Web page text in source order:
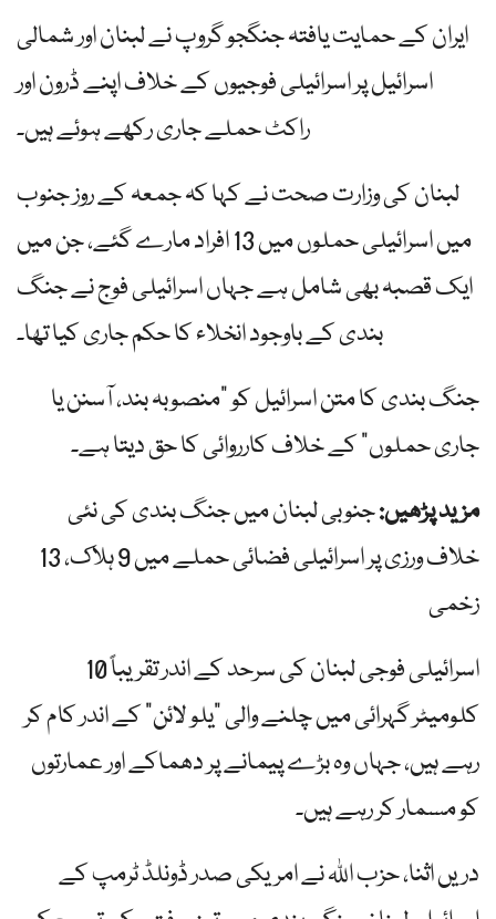
ایران کے حمایت یافتہ جنگجو گروپ نے لبنان اور شمالی
اسرائیل پر اسرائیلی فوجیوں کے خلاف اپنے ڈرون اور
راکٹ حملے جاری رکھے ہوئے ہیں۔
لبنان کی وزارت صحت نے کہا کہ جمعہ کے روز جنوب
میں اسرائیلی حملوں میں 13 افراد مارے گئے، جن میں
ایک قصبہ بھی شامل ہے جہاں اسرائیلی فوج نے جنگ
بندی کے باوجود انخلاء کا حکم جاری کیا تھا۔
جنگ بندی کا متن اسرائیل کو "منصوبہ بند، آسنن یا
جاری حملوں” کے خلاف کارروائی کا حق دیتا ہے۔
مزید پڑھیں:جنوبی لبنان میں جنگ بندی کی نئی
خلاف ورزی پر اسرائیلی فضائی حملے میں 9 ہلاک، 13
زخمی
اسرائیلی فوجی لبنان کی سرحد کے اندر تقریباً 10
کلومیٹر گہرائی میں چلنے والی "یلو لائن” کے اندر کام کر
رہے ہیں، جہاں وہ بڑے پیمانے پر دھماکے اور عمارتوں
کو مسمار کر رہے ہیں۔
دریں اثنا، حزب اللہ نے امریکی صدر ڈونلڈ ٹرمپ کے